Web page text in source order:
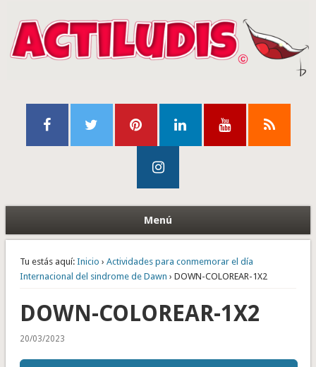
Menú
Tu estás aquí: Inicio › Actividades para conmemorar el día
Internacional del sindrome de Dawn › DOWN-COLOREAR-1X2
DOWN-COLOREAR-1X2
20/03/2023